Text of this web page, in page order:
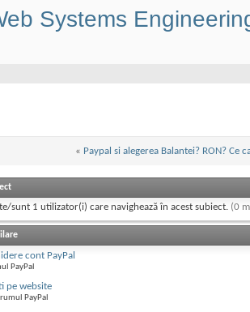
Systems
« Paypal si alegerea Balantei? RON? Ce
sunt 1 utilizator(i) care navighează în acest subiect. (0
cont PayPal
PayPal
pe website
PayPal